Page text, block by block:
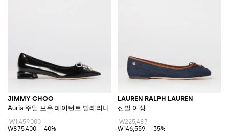
JIMMY CHOO
Auria 주얼 보우 페이턴트 발레리나
₩1,459,000
₩875,400
-40%
LAUREN RALPH LAUREN
신발 여성
₩225,487
₩146,559
-35%